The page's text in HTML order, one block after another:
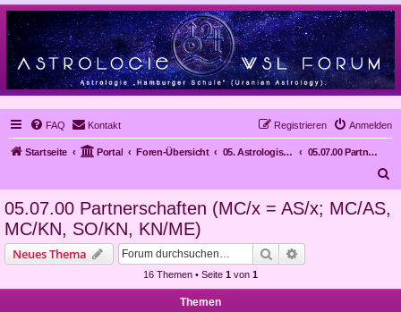
FAQ Kontakt Anmelden
Registrieren
Startseite Portal Foren-Übersicht 05. Astrologische Gutachten
05.07.00 Partnerschaften (MC/x = AS/x; MC/AS, MC/KN, SO/KN, KN/ME)
05.07.00 Partnerschaften (MC/x = AS/x; MC/AS,
MC/KN, SO/KN, KN/ME)
Neues Thema Suche
16 Themen • Seite 1 von 1
Themen